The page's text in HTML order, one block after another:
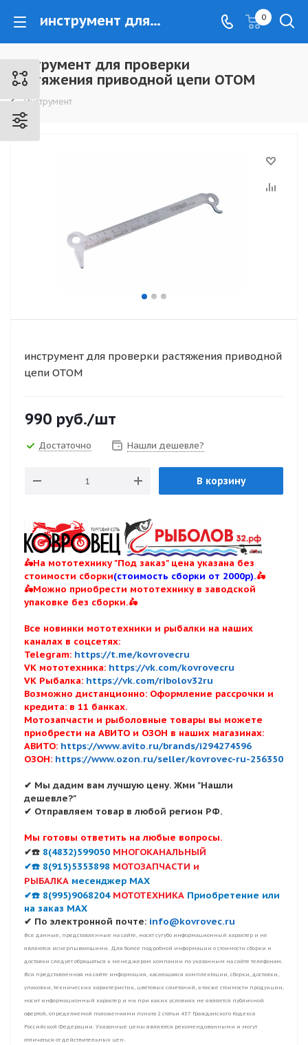
инструмент для проверки растяжения приводной цепи ОТОМ - www.kovrovec.ru 0
инструмент для проверки
растяжения приводной цепи ОТОМ
Инструмент
инструмент для проверки растяжения приводной
цепи ОТОМ
990 руб./шт
Достаточно Нашли дешевле?
В корзину
🛵На мототехнику "Под заказ" цена указана без
стоимости сборки(стоимость сборки от 2000р).🛵
🛵Можно приобрести мототехнику в заводской
упаковке без сборки.🛵
Все новинки мототехники и рыбалки на наших
каналах в соцсетях:
Telegram: https://t.me/kovrovecru
VK мототехника: https://vk.com/kovrovecru
VK Рыбалка: https://vk.com/ribolov32ru
Возможно дистанционно: Оформление рассрочки и
кредита: в 11 банках.
Мотозапчасти и рыболовные товары вы можете
приобрести на АВИТО и ОЗОН в наших магазинах:
АВИТО: https://www.avito.ru/brands/i294274596
ОЗОН: https://www.ozon.ru/seller/kovrovec-ru-256350
✔ Мы дадим вам лучшую цену. Жми "Нашли
дешевле?"
✔ Отправляем товар в любой регион РФ.
Мы готовы ответить на любые вопросы.
✔☎️ 8(4832)599050 МНОГОКАНАЛЬНЫЙ
✔☎️ 8(915)5353898 МОТОЗАПЧАСТИ и
РЫБАЛКА месенджер MAX
✔☎️ 8(995)9068204 МОТОТЕХНИКА Приобретение или
на заказ MAX
✔ По электронной почте: info@kovrovec.ru
Все данные, представленные на сайте, носят сугубо информационный характер и не
являются исчерпывающими. Для более подробной информации о стоимости сборки и
доставки следует обращаться к менеджерам компании по указанным на сайте телефонам.
Вся представленная на сайте информация, касающаяся комплектации, сборки, доставки,
упаковки, технических характеристик, цветовых сочетаний, а также стоимости продукции,
носит информационный характер и ни при каких условиях не является публичной
офертой, определяемой положениями пункта 2 статьи 437 Гражданского Кодекса
Российской Федерации. Указанные цены являются рекомендованными и могут
отличаться от действительных цен.